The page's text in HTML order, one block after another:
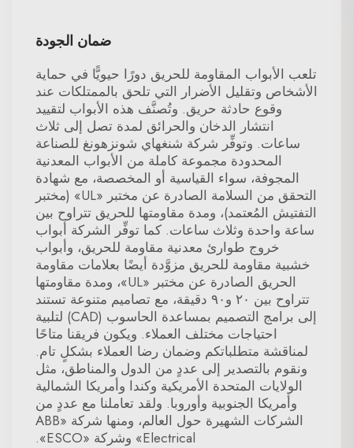
ضمان الجودة
تلعب الأبواب المقاومة للحريق دورًا حيويًّا في حماية
الأشخاص وتقليل الأضرار التي تلحق بالممتلكات عند
وقوع حادثة حريق. وتُصنَّف هذه الأبواب لتقييد
انتشار الدخان والحرائق لمدة تصل إلى ثلاث
ساعات. وتوفِّر شركة شنغهاي شونزهونغ للصناعة
المحدودة مجموعة كاملة من الأبواب المعدنية
المجوفة، سواء القياسية أو المخصصة، مع شهادة
التحقق من السلامة الصادرة عن مختبر «UL» (مختبر
التفتيش المُعتمد)، ومدة مقاومتها للحريق تتراوح بين
ساعة واحدة وثلاث ساعات. كما توفِّر الشركة أبواب
خروج طوارئ معدنية مقاومة للحريق، وأبواب
خشبية مقاومة للحريق مزوَّدة أيضًا بعلامات مقاومة
الحريق الصادرة عن مختبر «UL»، ومدة مقاومتها
تتراوح بين ٢٠ و٩٠ دقيقة، مع تصاميم متنوعة تستند
إلى برامج التصميم بمساعدة الحاسوب (CAD) لتلبية
احتياجات مختلف العملاء. ويكون فريقنا متاحًا
لمناقشة متطلباتكم وضمان رضا العملاء بشكلٍ تام.
ونقوم بالتصدير إلى عددٍ من الدول والمناطق، مثل
الولايات المتحدة الأمريكية وكندا وأمريكا الشمالية
وأمريكا الجنوبية وأوروبا. ولقد تعاملنا مع عددٍ من
الشركات الشهيرة حول العالم، ومنها شركة «ABB
Electrical» وشركة «ESCO».